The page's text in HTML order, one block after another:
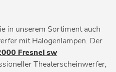
in unserem Sortiment auch
mit Halogenlampen. Der
Fresnel sw
Theaterscheinwerfer,